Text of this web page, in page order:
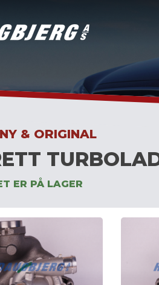
& ORIGINAL
ER PÅ LAGER